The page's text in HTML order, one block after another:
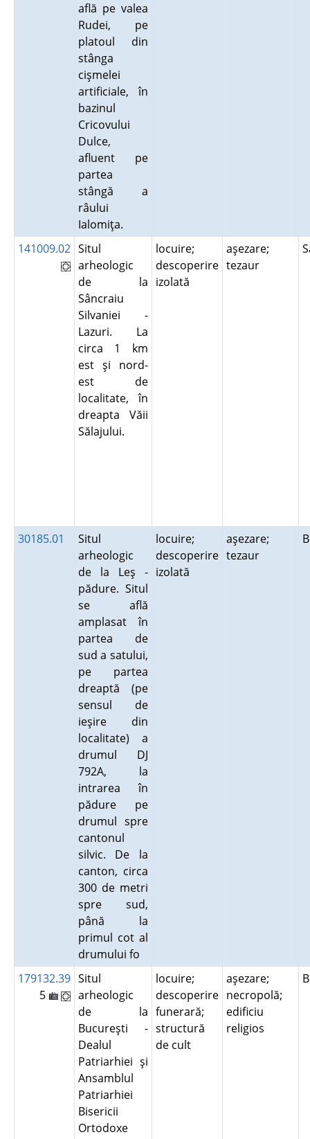
află pe valea
Rudei, pe
platoul din
stânga
cişmelei
artificiale, în
bazinul
Cricovului
Dulce,
afluent pe
partea
stângă a
râului
Ialomiţa.
141009.02 Situl
arheologic
de la
Sâncraiu
Silvaniei -
Lazuri. La
circa 1 km
est şi nord-
est de
localitate, în
dreapta Văii
Sălajului.
locuire;
descoperire
izolată
aşezare;
tezaur
30185.01
Situl
arheologic
de la Leş -
pădure. Situl
se află
amplasat în
partea de
sud a satului,
pe partea
dreaptă (pe
sensul de
ieşire din
localitate) a
drumul DJ
792A, la
intrarea în
pădure pe
drumul spre
cantonul
silvic. De la
canton, circa
300 de metri
spre sud,
până la
primul cot al
drumului fo
locuire;
descoperire
izolată
aşezare;
tezaur
179132.39
5
Situl
arheologic
de la
Bucureşti -
Dealul
Patriarhiei şi
Ansamblul
Patriarhiei
Bisericii
Ortodoxe
locuire;
descoperire
funerară;
structură
de cult
aşezare;
necropolă;
edificiu
religios